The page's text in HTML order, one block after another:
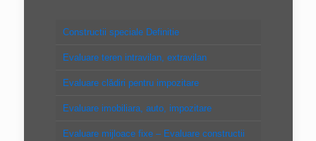
Constructii speciale Definitie
Evaluare teren intravilan, extravilan
Evaluare clădiri pentru impozitare
Evaluare imobiliara, auto, impozitare
Evaluare mijloace fixe – Evaluare constructii